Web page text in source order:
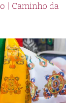
| Caminho da